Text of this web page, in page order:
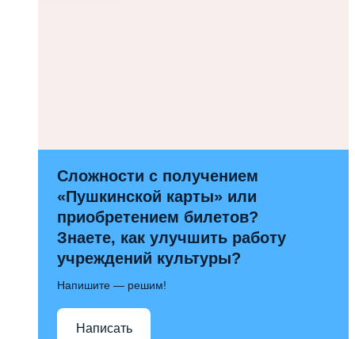
Сложности с получением
«Пушкинской карты» или
приобретением билетов?
Знаете, как улучшить работу
учреждений культуры?
Напишите — решим!
Написать